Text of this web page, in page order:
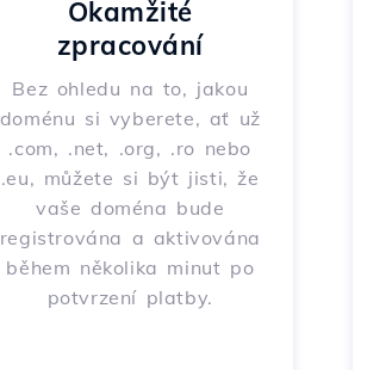
Okamžité
zpracování
Bez ohledu na to, jakou
doménu si vyberete, ať už
.com, .net, .org, .ro nebo
.eu, můžete si být jisti, že
vaše doména bude
registrována a aktivována
během několika minut po
potvrzení platby.